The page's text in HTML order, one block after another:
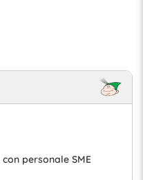
personale SME